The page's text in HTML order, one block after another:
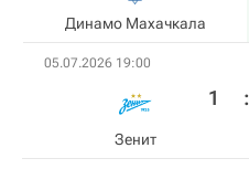
Динамо Махачкала
05.07.2026 19:00
Зенит
1 :